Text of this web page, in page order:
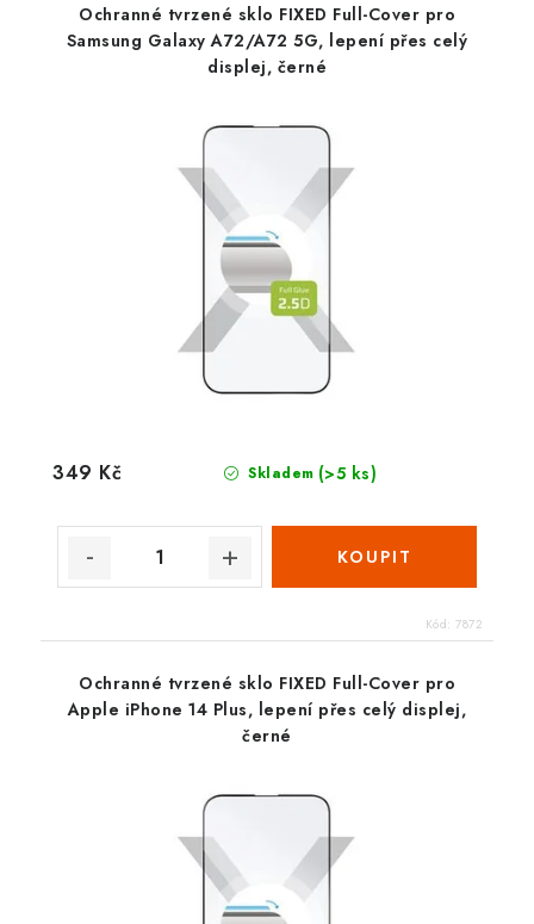
Ochranné tvrzené sklo FIXED Full-Cover pro
Samsung Galaxy A72/A72 5G, lepení přes celý
displej, černé
Skladem (>5 ks)
349 Kč
Kód: 7872
Ochranné tvrzené sklo FIXED Full-Cover pro
Apple iPhone 14 Plus, lepení přes celý displej,
černé